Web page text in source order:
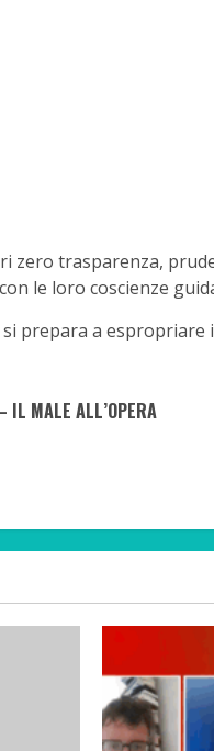
zero trasparenza,
le loro coscienze
si prepara a espropriare
IL MALE ALL’OPERA